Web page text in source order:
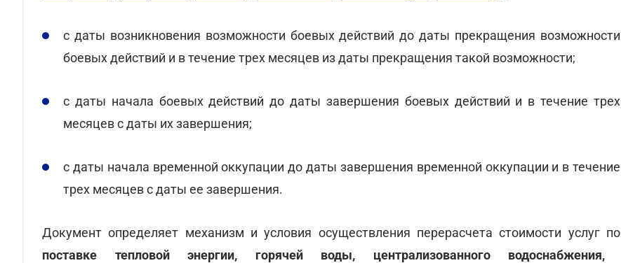
с даты возникновения возможности боевых действий до даты прекращения возможности
боевых действий и в течение трех месяцев из даты прекращения такой возможности;
с даты начала боевых действий до даты завершения боевых действий и в течение трех
месяцев с даты их завершения;
с даты начала временной оккупации до даты завершения временной оккупации и в течение
трех месяцев с даты ее завершения.
Документ определяет механизм и условия осуществления перерасчета стоимости услуг по
поставке тепловой энергии, горячей воды, централизованного водоснабжения,